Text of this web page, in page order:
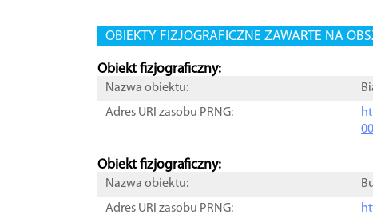
OBIEKTY FIZJOGRAFICZNE ZAWARTE NA
Obiekt fizjograficzny:
Nazwa obiektu:
Adres URI zasobu PRNG:
Obiekt fizjograficzny:
Nazwa obiektu:
Adres URI zasobu PRNG: